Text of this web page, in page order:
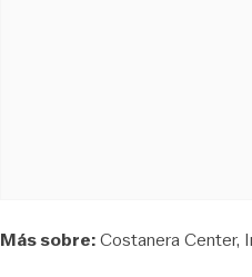
Más sobre:Costanera Center